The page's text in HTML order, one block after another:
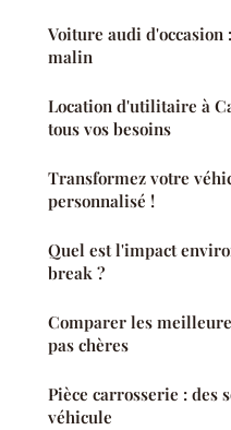
Voiture audi
malin
Location d'utilitaire à
tous vos besoins
Transformez votre
personnalisé !
Quel est l'impact
break ?
Comparer les
pas chères
Pièce carrosserie : des
véhicule